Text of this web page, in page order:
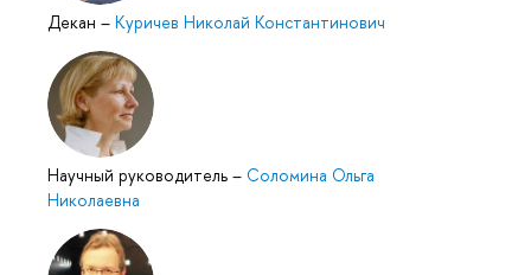
Декан – Куричев Николай Константинович
Научный руководитель – Соломина Ольга
Николаевна